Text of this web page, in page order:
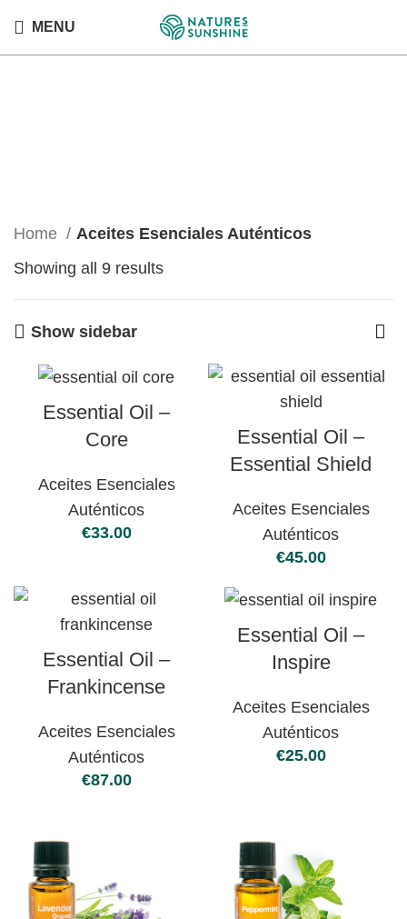
MENU
Home
Aceites Esenciales Auténticos
Showing all 9 results
Show sidebar
Essential Oil –
Core
Aceites Esenciales
Auténticos
€
Essential Oil –
Essential Shield
Aceites Esenciales
Auténticos
€
Essential Oil –
Frankincense
Aceites Esenciales
Auténticos
€
Essential Oil –
Inspire
Aceites Esenciales
Auténticos
€